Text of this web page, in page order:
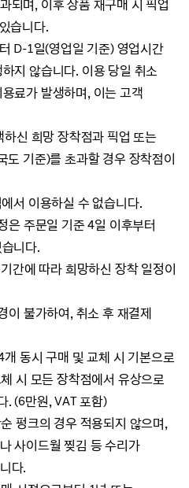
되며, 이후 상품 재구매 시픽업
습니다.
D-1일(영업일 기준) 영업시간
지 않습니다. 이용 당일 취소
료가 발생하며, 이는 고객
신 희망 장착점과 픽업 또는
도 기준)를 초과할 경우 장착점이
서 이용하실 수 없습니다.
은 주문일 기준 4일 이후부터
니다.
간에 따라 희망하신 장착 일정이
이 불가하여, 취소 후 재결제
동시 구매 및 교체 시 기본으로
시 모든 장착점에서 유상으로
. (6만원, VAT 포함)
펑크의 경우 적용되지 않으며,
사이드월 찢김 등수리가
다.